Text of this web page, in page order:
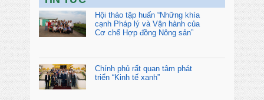
Hội thảo tập huấn “Những khía
cạnh Pháp lý và Vận hành của
Cơ chế Hợp đồng Nông sản”
Chính phủ rất quan tâm phát
triển “Kinh tế xanh”